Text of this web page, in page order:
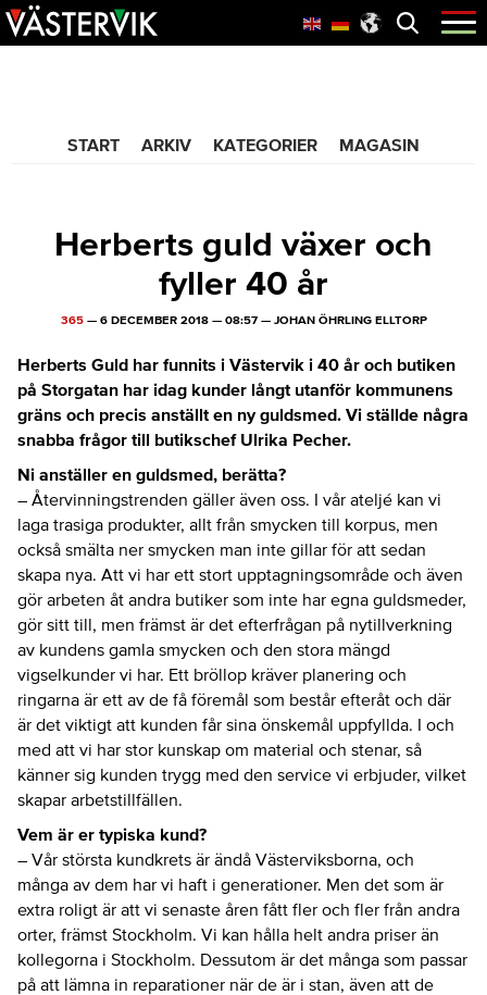
Hoppa
till
Skip
to
Hoppa
till
Öppna
menyn
START ARKIV KATEGORIER MAGASIN
Herberts guld växer och
fyller 40 år
365— 6 DECEMBER 2018— 08:57— JOHAN ÖHRLING ELLTORP
Herberts Guld har funnits i Västervik i 40 år och butiken
på Storgatan har idag kunder långt utanför kommunens
gräns och precis anställt en ny guldsmed. Vi ställde några
snabba frågor till butikschef Ulrika Pecher.
Ni anställer en guldsmed, berätta?
– Återvinningstrenden gäller även oss. I vår ateljé kan vi
laga trasiga produkter, allt från smycken till korpus, men
också smälta ner smycken man inte gillar för att sedan
skapa nya. Att vi har ett stort upptagningsområde och även
gör arbeten åt andra butiker som inte har egna guldsmeder,
gör sitt till, men främst är det efterfrågan på nytillverkning
av kundens gamla smycken och den stora mängd
vigselkunder vi har. Ett bröllop kräver planering och
ringarna är ett av de få föremål som består efteråt och där
är det viktigt att kunden får sina önskemål uppfyllda. I och
med att vi har stor kunskap om material och stenar, så
känner sig kunden trygg med den service vi erbjuder, vilket
skapar arbetstillfällen.
Vem är er typiska kund?
– Vår största kundkrets är ändå Västerviksborna, och
många av dem har vi haft i generationer. Men det som är
extra roligt är att vi senaste åren fått fler och fler från andra
orter, främst Stockholm. Vi kan hålla helt andra priser än
kollegorna i Stockholm. Dessutom är det många som passar
på att lämna in reparationer när de är i stan, även att de